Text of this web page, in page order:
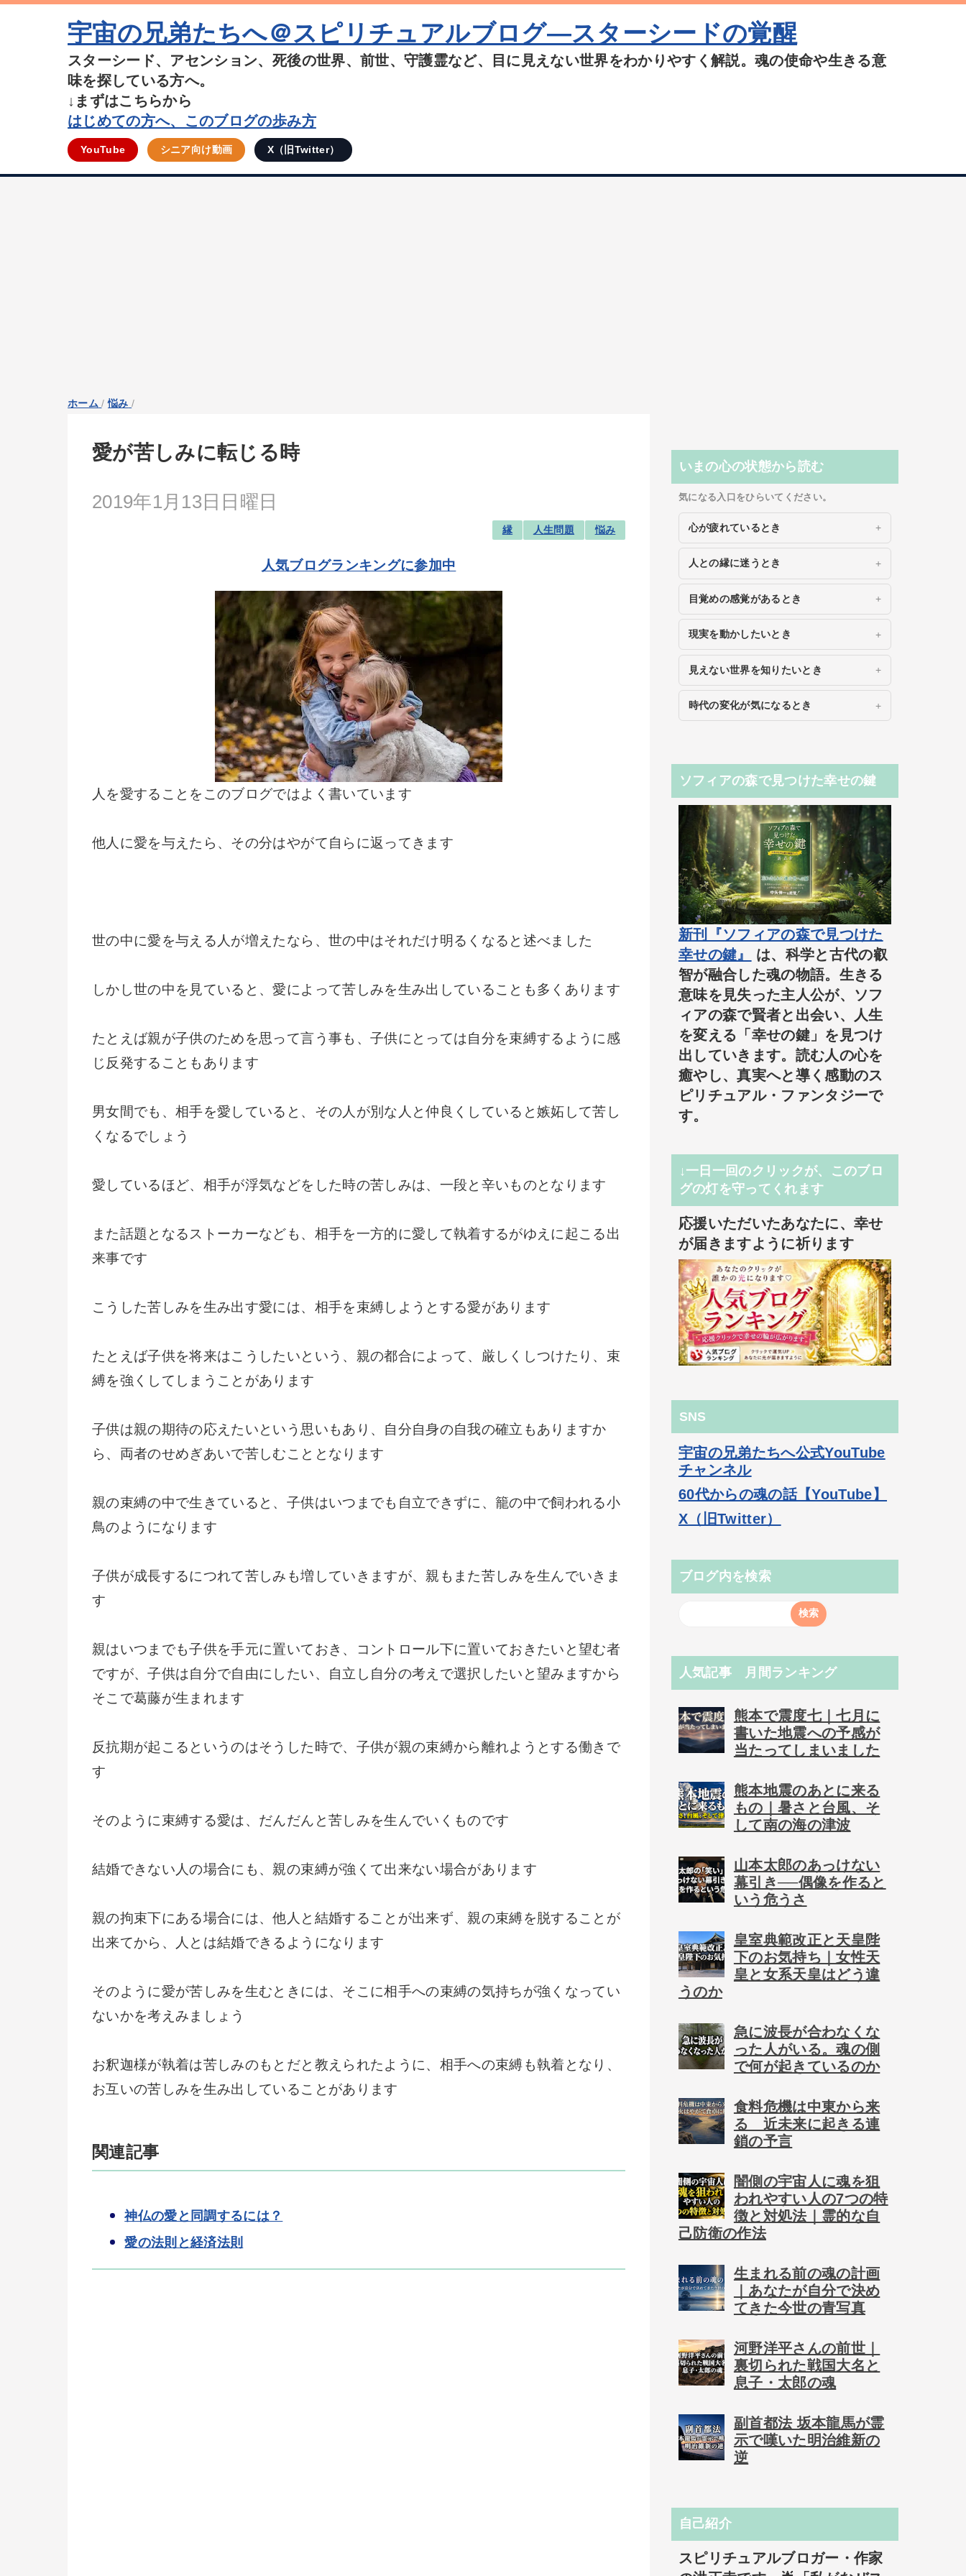
宇宙の兄弟たちへ＠スピリチュアルブログ―スターシードの覚醒
スターシード、アセンション、死後の世界、前世、守護霊など、目に見えない世界をわかりやすく解説。魂の使命や生きる意
味を探している方へ。
↓まずはこちらから
はじめての方へ、このブログの歩み方
YouTube シニア向け動画 X（旧Twitter）
ホーム /悩み /
愛が苦しみに転じる時
2019年1月13日日曜日
縁 人生問題 悩み
人気ブログランキングに参加中
人を愛することをこのブログではよく書いています
他人に愛を与えたら、その分はやがて自らに返ってきます
世の中に愛を与える人が増えたなら、世の中はそれだけ明るくなると述べました
しかし世の中を見ていると、愛によって苦しみを生み出していることも多くあります
たとえば親が子供のためを思って言う事も、子供にとっては自分を束縛するように感
じ反発することもあります
男女間でも、相手を愛していると、その人が別な人と仲良くしていると嫉妬して苦し
くなるでしょう
愛しているほど、相手が浮気などをした時の苦しみは、一段と辛いものとなります
また話題となるストーカーなども、相手を一方的に愛して執着するがゆえに起こる出
来事です
こうした苦しみを生み出す愛には、相手を束縛しようとする愛があります
たとえば子供を将来はこうしたいという、親の都合によって、厳しくしつけたり、束
縛を強くしてしまうことがあります
子供は親の期待の応えたいという思いもあり、自分自身の自我の確立もありますか
ら、両者のせめぎあいで苦しむこととなります
親の束縛の中で生きていると、子供はいつまでも自立できずに、籠の中で飼われる小
鳥のようになります
子供が成長するにつれて苦しみも増していきますが、親もまた苦しみを生んでいきま
す
親はいつまでも子供を手元に置いておき、コントロール下に置いておきたいと望む者
ですが、子供は自分で自由にしたい、自立し自分の考えで選択したいと望みますから
そこで葛藤が生まれます
反抗期が起こるというのはそうした時で、子供が親の束縛から離れようとする働きで
す
そのように束縛する愛は、だんだんと苦しみを生んでいくものです
結婚できない人の場合にも、親の束縛が強くて出来ない場合があります
親の拘束下にある場合には、他人と結婚することが出来ず、親の束縛を脱することが
出来てから、人とは結婚できるようになります
そのように愛が苦しみを生むときには、そこに相手への束縛の気持ちが強くなってい
ないかを考えみましょう
お釈迦様が執着は苦しみのもとだと教えられたように、相手への束縛も執着となり、
お互いの苦しみを生み出していることがあります
関連記事
神仏の愛と同調するには？
愛の法則と経済法則
いまの心の状態から読む
気になる入口をひらいてください。
心が疲れているとき
人との縁に迷うとき
目覚めの感覚があるとき
現実を動かしたいとき
見えない世界を知りたいとき
時代の変化が気になるとき
ソフィアの森で見つけた幸せの鍵
新刊『ソフィアの森で見つけた
幸せの鍵』
は、科学と古代の叡
智が融合した魂の物語。生きる
意味を見失った主人公が、ソフ
ィアの森で賢者と出会い、人生
を変える「幸せの鍵」を見つけ
出していきます。読む人の心を
癒やし、真実へと導く感動のス
ピリチュアル・ファンタジーで
す。
↓一日一回のクリックが、このブロ
グの灯を守ってくれます
応援いただいたあなたに、幸せ
が届きますように祈ります
SNS
宇宙の兄弟たちへ公式YouTube
チャンネル
60代からの魂の話【YouTube】
X（旧Twitter）
ブログ内を検索
人気記事 月間ランキング
熊本で震度七｜七月に
書いた地震への予感が
当たってしまいました
熊本地震のあとに来る
もの｜暑さと台風、そ
して南の海の津波
山本太郎のあっけない
幕引き──偶像を作ると
いう危うさ
皇室典範改正と天皇陛
下のお気持ち｜女性天
皇と女系天皇はどう違
うのか
急に波長が合わなくな
った人がいる。魂の側
で何が起きているのか
食料危機は中東から来
る 近未来に起きる連
鎖の予言
闇側の宇宙人に魂を狙
われやすい人の7つの特
徴と対処法｜霊的な自
己防衛の作法
生まれる前の魂の計画
｜あなたが自分で決め
てきた今世の青写真
河野洋平さんの前世｜
裏切られた戦国大名と
息子・太郎の魂
副首都法 坂本龍馬が霊
示で嘆いた明治維新の
逆
自己紹介
スピリチュアルブロガー・作家